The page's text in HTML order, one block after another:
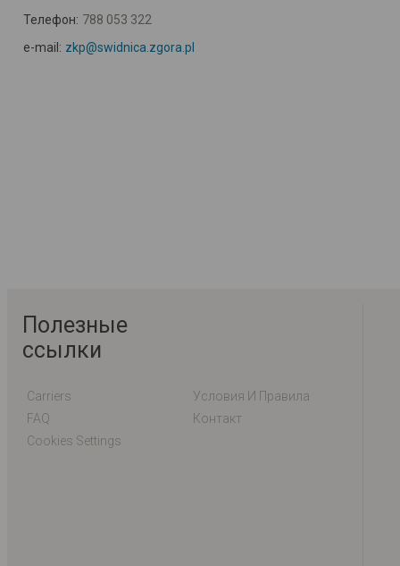
Телефон: 788 053 322
e-mail: zkp@swidnica.zgora.pl
Полезные
ссылки
Carriers
Условия И Правила
FAQ
Контакт
Cookies Settings